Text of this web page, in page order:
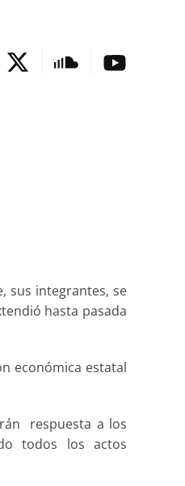
sus integrantes, se
hasta pasada
económica estatal
respuesta a los
todos los actos